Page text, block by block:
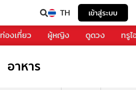
TH เข้าสู่ระบบ
ท่องเที่ยว ผู้หญิง ดูดวง ทรู
อาหาร